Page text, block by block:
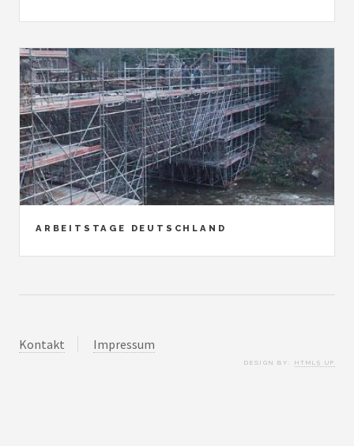
ARBEITSTAGE DEUTSCHLAND
Kontakt Impressum
DESIGN BY: HTML5 UP